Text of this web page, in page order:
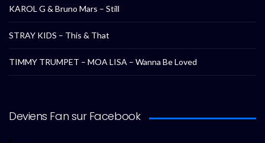
KAROL G & Bruno Mars – Still
STRAY KIDS – This & That
TIMMY TRUMPET – MOA LISA – Wanna Be Loved
Deviens Fan sur Facebook